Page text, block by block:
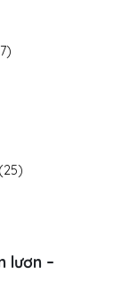
(25)
lươn –